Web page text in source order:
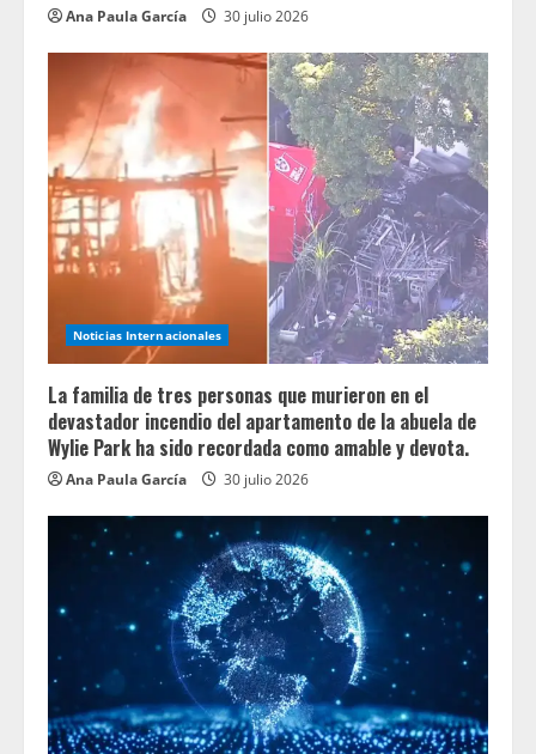
Ana Paula García 30 julio 2026
Noticias Internacionales
La familia de tres personas que murieron en el
devastador incendio del apartamento de la abuela de
Wylie Park ha sido recordada como amable y devota.
Ana Paula García 30 julio 2026